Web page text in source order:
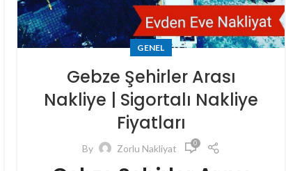
GENEL
Gebze Şehirler Arası
Nakliye | Sigortalı Nakliye
Fiyatları
By Zorlu Nakliyat 0